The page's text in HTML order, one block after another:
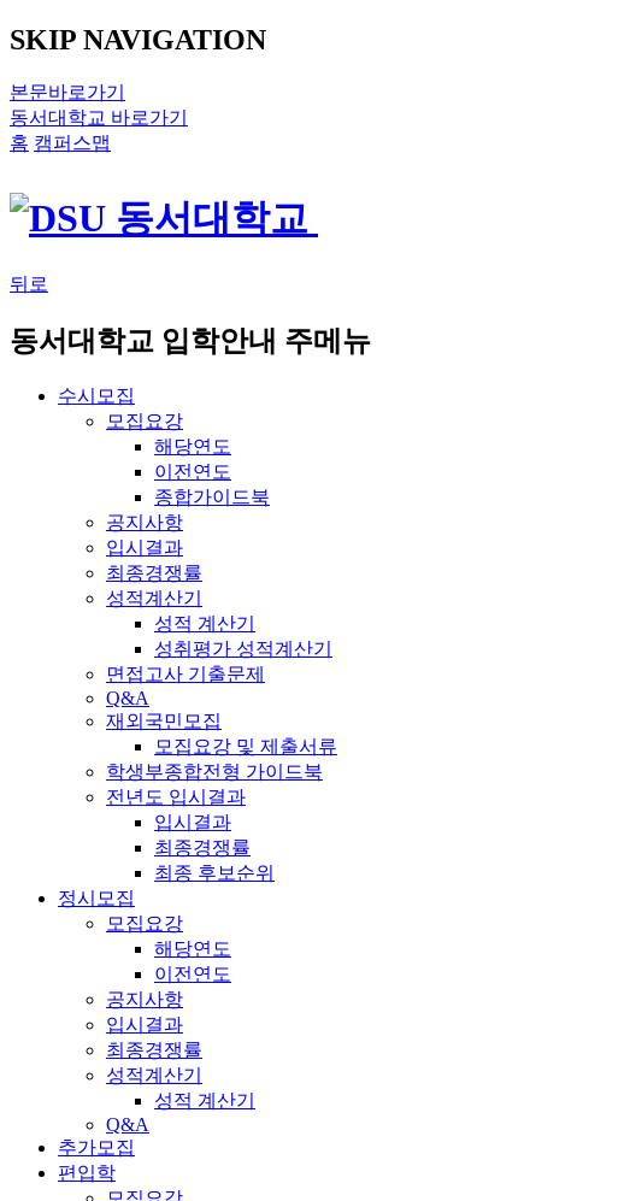
SKIP NAVIGATION
본문바로가기
동서대학교 바로가기
홈 캠퍼스맵
뒤로
동서대학교 입학안내 주메뉴
수시모집
모집요강
해당연도
이전연도
종합가이드북
공지사항
입시결과
최종경쟁률
성적계산기
성적 계산기
성취평가 성적계산기
면접고사 기출문제
Q&A
재외국민모집
모집요강 및 제출서류
학생부종합전형 가이드북
전년도 입시결과
입시결과
최종경쟁률
최종 후보순위
정시모집
모집요강
해당연도
이전연도
공지사항
입시결과
최종경쟁률
성적계산기
성적 계산기
Q&A
추가모집
편입학